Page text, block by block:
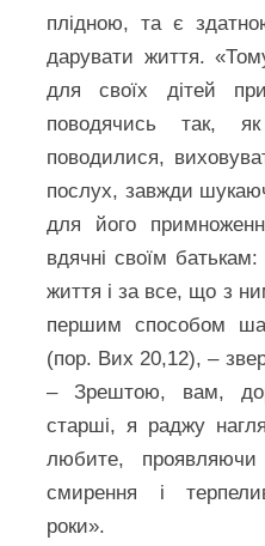
плідною, та є
дарувати життя.
для своїх дітей
поводячись так,
поводилися,
послух, завжди
для його
вдячні своїм
життя і за все, що з
першим способом
(пор. Вих 20,12), –
– Зрештою, вам,
старші, я раджу
любите, проявляючи
смирення і
роки».